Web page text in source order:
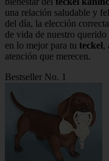
una relación saludable y
del día, la elección
de vida de nuestro
en lo mejor para tu teckel ,
atención que merecen.
Bestseller No. 1